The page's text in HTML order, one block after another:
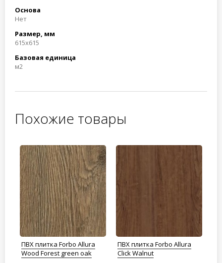
Основа
Нет
Размер, мм
615x615
Базовая единица
м2
Похожие товары
ПВХ плитка Forbo Allura
Wood Forest green oak
ПВХ плитка Forbo Allura
Click Walnut